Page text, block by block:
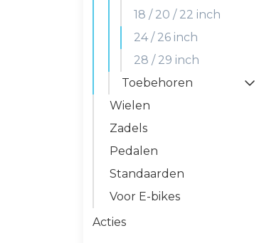
18 / 20 / 22 inch
24 / 26 inch
28 / 29 inch
Toebehoren
Wielen
Zadels
Pedalen
Standaarden
Voor E-bikes
Acties